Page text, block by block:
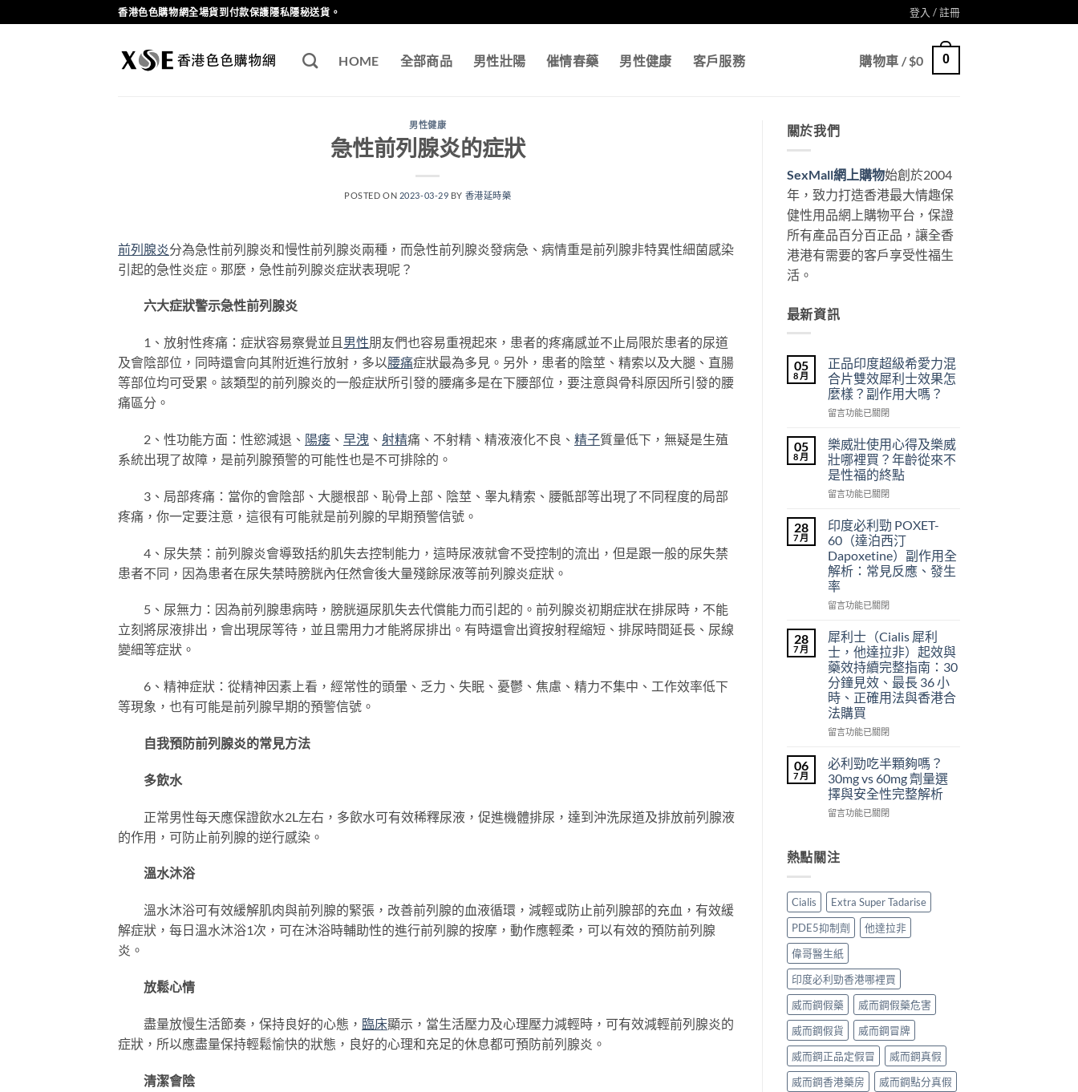
to
香港色色購物網全場貨到付款保護隱私隱秘送貨。 登入 / 註冊
HOME 全部商品 男性壯陽 催情春藥 男性健康 客戶服務 購物車 /$0 0
男性健康
急性前列腺炎的症狀
POSTED ON 2023-03-29 BY 香港延時藥
前列腺炎分為急性前列腺炎和慢性前列腺炎兩種，而急性前列腺炎發病急、病情重是前列腺非特異性細菌感染
引起的急性炎症。那麼，急性前列腺炎症狀表現呢？
六大症狀警示急性前列腺炎
1、放射性疼痛：症狀容易察覺並且 男性朋友們也容易重視起來，患者的疼痛感並不止局限於患者的尿道
及會陰部位，同時還會向其附近進行放射，多以腰痛症狀最為多見。另外，患者的陰莖、精索以及大腿、直腸
等部位均可受累。該類型的前列腺炎的一般症狀所引發的腰痛多是在下腰部位，要注意與骨科原因所引發的腰
痛區分。
2、性功能方面：性慾減退、 陽痿 、 早洩 、 射精痛、不射精、精液液化不良、 精子質量低下，無疑是生殖
系統出現了故障，是前列腺預警的可能性也是不可排除的。
3、局部疼痛：當你的會陰部、大腿根部、恥骨上部、陰莖、睾丸精索、腰骶部等出現了不同程度的局部
疼痛，你一定要注意，這很有可能就是前列腺的早期預警信號。
4、尿失禁：前列腺炎會導致括約肌失去控制能力，這時尿液就會不受控制的流出，但是跟一般的尿失禁
患者不同，因為患者在尿失禁時膀胱內任然會後大量殘餘尿液等前列腺炎症狀。
5、尿無力：因為前列腺患病時，膀胱逼尿肌失去代償能力而引起的。前列腺炎初期症狀在排尿時，不能
立刻將尿液排出，會出現尿等待，並且需用力才能將尿排出。有時還會出資按射程縮短、排尿時間延長、尿線
變細等症狀。
6、精神症狀：從精神因素上看，經常性的頭暈、乏力、失眠、憂鬱、焦慮、精力不集中、工作效率低下
等現象，也有可能是前列腺早期的預警信號。
自我預防前列腺炎的常見方法
多飲水
正常男性每天應保證飲水2L左右，多飲水可有效稀釋尿液，促進機體排尿，達到沖洗尿道及排放前列腺液
的作用，可防止前列腺的逆行感染。
溫水沐浴
溫水沐浴可有效緩解肌肉與前列腺的緊張，改善前列腺的血液循環，減輕或防止前列腺部的充血，有效緩
解症狀，每日溫水沐浴1次，可在沐浴時輔助性的進行前列腺的按摩，動作應輕柔，可以有效的預防前列腺
炎。
放鬆心情
盡量放慢生活節奏，保持良好的心態， 臨床顯示，當生活壓力及心理壓力減輕時，可有效減輕前列腺炎的
症狀，所以應盡量保持輕鬆愉快的狀態，良好的心理和充足的休息都可預防前列腺炎。
清潔會陰
關於我們
SexMall網上購物始創於2004
年，致力打造香港最大情趣保
健性用品網上購物平台，保證
所有產品百分百正品，讓全香
港港有需要的客戶享受性福生
活。
最新資訊
05
8 月
正品印度超級希愛力混
合片雙效犀利士效果怎
麼樣？副作用大嗎？
在
品
印
度
超
級
愛
力
混
合
片
雙
效
利
士
效
果
怎
麼
樣？
副
作
大
嗎？〉
中
留言功能已關閉
05
8 月
樂威壯使用心得及樂威
壯哪裡買？年齡從來不
是性福的終點
在
威
壯
使
用
心
得
及
威
壯
哪
裡
買？
年
齡
來
是
性
福
的
終
留言功能已關閉
28
7 月
印度必利勁 POXET-
60（達泊西汀
Dapoxetine）副作用全
解析：常見反應、發生
率
在
度
必
利
勁
POXET-
60（達
泊
西
副
作
用
全
常
見
應、
發
生
率〉
中
留言功能已關閉
28
7 月
犀利士（Cialis 犀利
士，他達拉非）起效與
藥效持續完整指南：30
分鐘見效、最長 36 小
時、正確用法與香港合
法購買
在
利
士
（Cialis
犀
利
達
起
效
與
藥
效
持
續
完
整
指
南：
30
分
鐘
見
留言功能已關閉
06
7 月
必利勁吃半顆夠嗎？
30mg vs 60mg 劑量選
擇與安全性完整解析
在
勁
吃
顆
夠
嗎？
30mg
vs
60mg
劑
量
選
擇
與
安
全
性
完
留言功能已關閉
熱點關注
Cialis
Extra Super Tadarise
PDE5抑制劑
他達拉非
偉哥醫生紙
印度必利勁香港哪裡買
威而鋼假藥
威而鋼假藥危害
威而鋼假貨
威而鋼冒牌
威而鋼正品定假冒
威而鋼真假
威而鋼香港藥房
威而鋼點分真假